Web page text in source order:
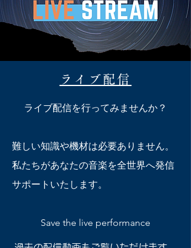
ライブ配信
ライブ配信を行ってみませんか？
難しい知識や機材は必要ありません。
私たちがあなたの音楽を全世界へ発信
サポートいたします。
Save the live performance